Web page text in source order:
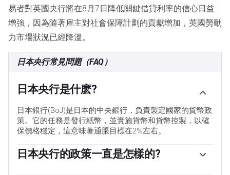
易者對英國央行將在8月7日降低關鍵借貸利率的信心日益
增強，因為隨著雇主對社會保障計劃的貢獻增加，英國勞動
力市場狀況已經降溫。
日本央行常見問題（FAQ）
日本央行是什麽?
日本銀行(BoJ)是日本的中央銀行，負責製定國家的貨幣政
策。它的任務是發行紙幣，並實施貨幣和貨幣控製，以確
保價格穩定，這意味著通脹目標在2%左右。
日本央行的政策一直是怎樣的?